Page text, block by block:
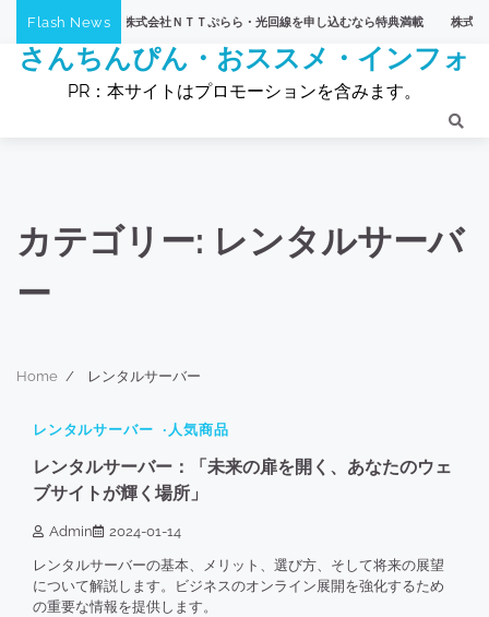
content
Flash News
ショッピング】株式会社ＮＴＴぷらら・光回線を申し込むなら特典満載 株式会社
さんちんぴん・おススメ・インフォ
PR：本サイトはプロモーションを含みます。
カテゴリー: レンタルサーバ
ー
Home レンタルサーバー
2 min read 0
レンタルサーバー 人気商品
レンタルサーバー：「未来の扉を開く、あなたのウェ
ブサイトが輝く場所」
Admin 2024-01-14
レンタルサーバーの基本、メリット、選び方、そして将来の展望
について解説します。ビジネスのオンライン展開を強化するため
の重要な情報を提供します。